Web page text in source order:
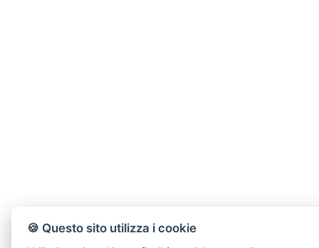
🍪 Questo sito utilizza i cookie